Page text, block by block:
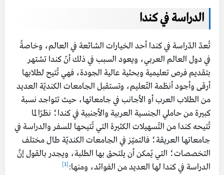
الدراسة في كندا
تُعدّ الدّراسة في كندا أحد الخيارات الشائعة في العالم، وخاصةً
في دول العالم العربي، ويعود السبب في ذلك أنّ كندا تشتهر
بتقديم فرص تعليمية وبحثية عالية الجودة، فهي تُتيح لطلابها
أرقى وأجود أنظمة التّعليم، وتستقبل الجامعات الكنديّة العديد
من الطلاب العرب أو الأجانب في جامعاتها، حيث تتواجد نسبة
كبيرة من حاملي الجنسية العربية والأجنبية في كندا؛ نظرًا لما
تُتيحه كندا من التّسهيلات الكثيرة التي تُتيحها للسفر والدراسة في
جامعاتها العريقة؛ فالتميّز في الجامعات الكنديّة طال مختلف
التخصصات؛ التي يُمكن أن يلتحق بها الطلبة، ويجدر بالقول إنَّ
الدراسة في كندا لها العديد من الفوائد، ومنها:[1]